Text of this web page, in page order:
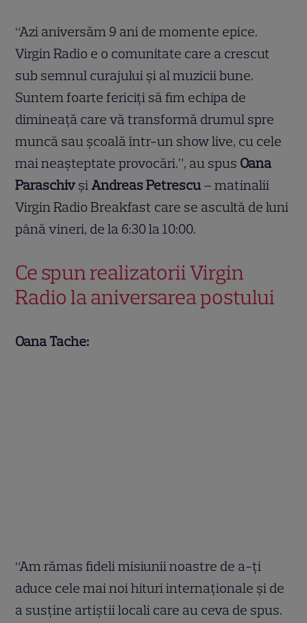
“Azi aniversăm 9 ani de momente epice.
Virgin Radio e o comunitate care a crescut
sub semnul curajului și al muzicii bune.
Suntem foarte fericiți să fim echipa de
dimineață care vă transformă drumul spre
muncă sau școală într-un show live, cu cele
mai neașteptate provocări.”, au spus Oana
Paraschiv șiAndreas Petrescu – matinalii
Virgin Radio Breakfast care se ascultă de luni
până vineri, de la 6:30 la 10:00.
Ce spun realizatorii Virgin
Radio la aniversarea postului
Oana Tache:
“Am rămas fideli misiunii noastre de a-ți
aduce cele mai noi hituri internaționale și de
a susține artiștii locali care au ceva de spus.